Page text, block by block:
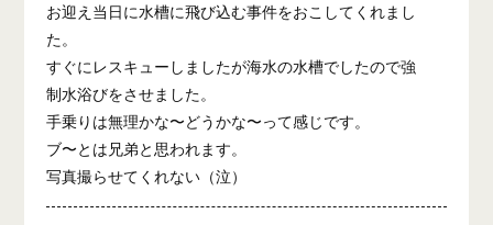
お迎え当日に水槽に飛び込む事件をおこしてくれまし
た。
すぐにレスキューしましたが海水の水槽でしたので強
制水浴びをさせました。
手乗りは無理かな〜どうかな〜って感じです。
ブ〜とは兄弟と思われます。
写真撮らせてくれない（泣）